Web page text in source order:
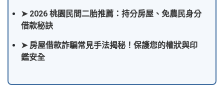
➤ 2026 桃園民間二胎推薦：持分房屋、免農民身分
借款秘訣
➤ 房屋借款詐騙常見手法揭秘！保護您的權狀與印
鑑安全